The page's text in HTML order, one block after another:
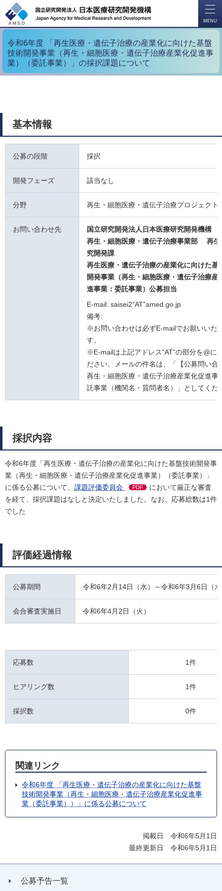
MENU
令和6年度 「再生医療・遺伝子治療の産業化に向けた基盤
技術開発事業（再生・細胞医療・遺伝子治療産業化促進事
業）（委託事業）」の採択課題について
基本情報
公募の段階 採択
開発フェーズ 該当なし
分野 再生・細胞医療・遺伝子治療プロジェクト
お問い合わせ先
国立研究開発法人日本医療研究開発機構
再生・細胞医療・遺伝子治療事業部 再生
究開発課
再生医療・遺伝子治療の産業化に向けた基
開発事業（再生・細胞医療・遺伝子治療産
進事業：委託事業）公募担当
E-mail: saisei2“AT”amed.go.jp
備考:
※お問い合わせは必ずE-mailでお願いいた
す。
※E-mailは上記アドレス“AT”の部分を@に
ださい。メールの件名は、「【公募問い合
再生・細胞医療・遺伝子治療産業化促進事
託事業（機関名・質問者名）」としてくだ
採択内容
令和6年度「再生医療・遺伝子治療の産業化に向けた基盤技術開発事
業（再生・細胞医療・遺伝子治療産業化促進事業）（委託事業）」
に係る公募について、 課題評価委員会 PDF
において厳正な審査
を経て、採択課題はなしと決定いたしました。なお、応募総数は1件
でした
評価経過情報
公募期間 令和6年2月14日（水）～令和6年3月6日（
会合審査実施日 令和6年4月2日（火）
応募数 1件
ヒアリング数 1件
採択数 0件
関連リンク
令和6年度 「再生医療・遺伝子治療の産業化に向けた基盤
技術開発事業（再生・細胞医療・遺伝子治療産業化促進事
業（委託事業））」に係る公募について
掲載日 令和6年5月1日
最終更新日 令和6年5月1日
公募予告一覧